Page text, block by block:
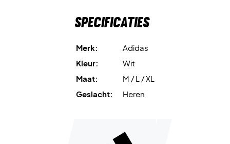
Het duurzame dubbelgebreide materiaal biedt zowel
samenstelling een prettige pasvorm geeft bij elke
houdt je koel en droog dankzij effectieve
Specificaties
Merk:
Adidas
Kleur:
Wit
Maat:
M / L / XL
Geslacht:
Heren